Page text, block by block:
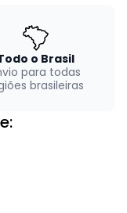
o Brasil
para todas
brasileiras